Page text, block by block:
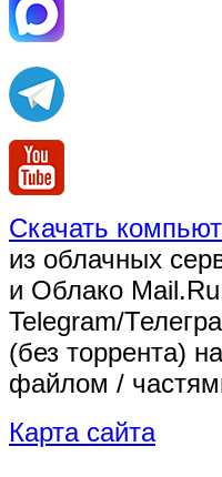
Скачать
из облачных
и Облако
Telegram/
(без торрента)
файлом /
Карта сайта